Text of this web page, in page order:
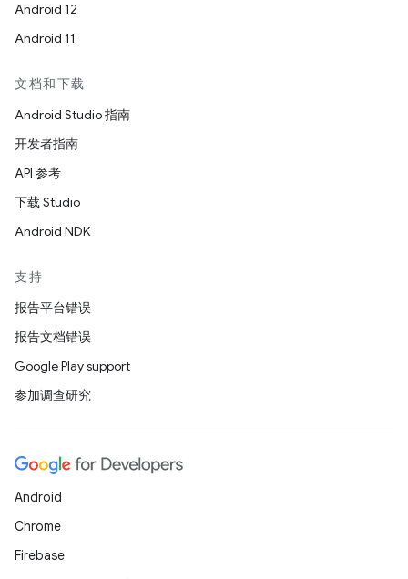
Android 12
Android 11
文档和下载
Android Studio 指南
开发者指南
API 参考
下载 Studio
Android NDK
支持
报告平台错误
报告文档错误
Google Play support
参加调查研究
Android
Chrome
Firebase